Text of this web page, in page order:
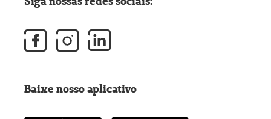
Baixe nosso aplicativo